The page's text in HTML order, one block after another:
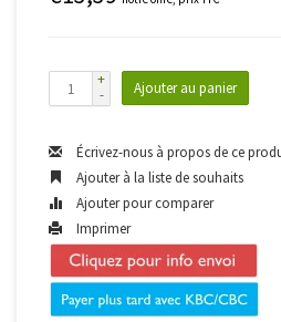
+
-
Ajouter au panier
Écrivez-nous à propos de ce
Ajouter à la liste de souhaits
Ajouter pour comparer
Imprimer